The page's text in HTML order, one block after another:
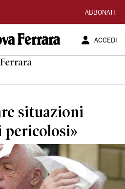
ABBONATI
ACCEDI
Ferrara
situazioni
pericolosi»